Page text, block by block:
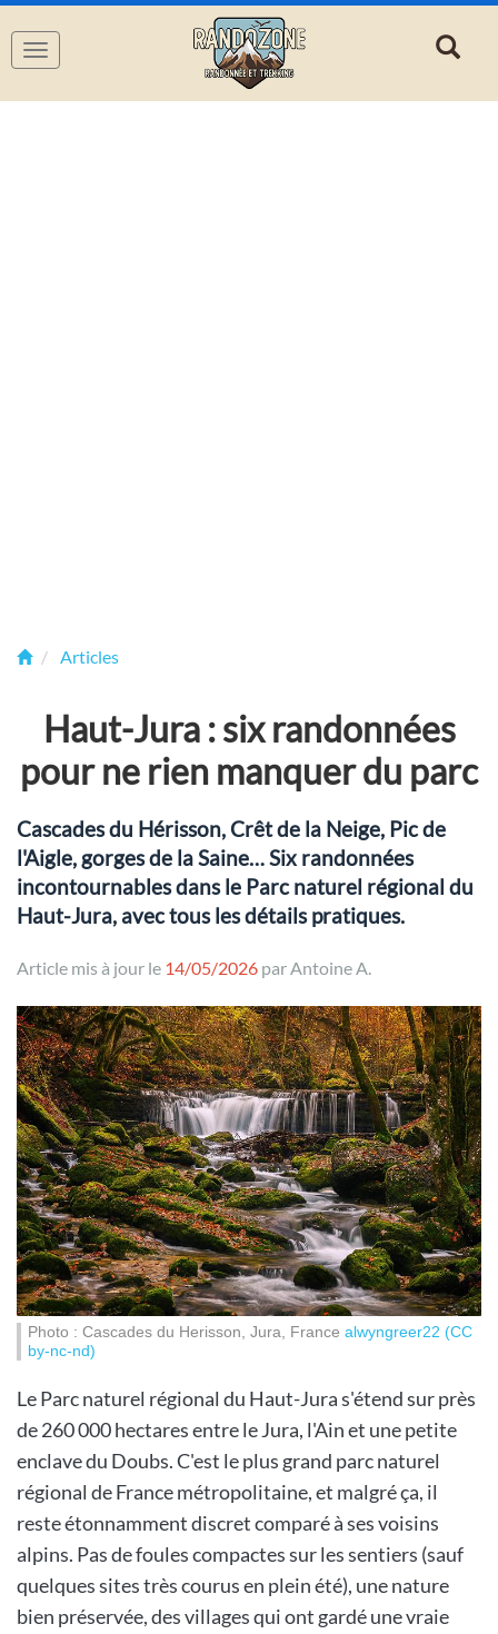
Navigation
Articles
Haut-Jura : six randonnées
pour ne rien manquer du parc
Cascades du Hérisson, Crêt de la Neige, Pic de
l'Aigle, gorges de la Saine… Six randonnées
incontournables dans le Parc naturel régional du
Haut-Jura, avec tous les détails pratiques.
Article mis à jour le 14/05/2026 parAntoine A.
Photo : Cascades du Herisson, Jura, France alwyngreer22 (CC
by-nc-nd)
Le Parc naturel régional du Haut-Jura s'étend sur près
de 260 000 hectares entre le Jura, l'Ain et une petite
enclave du Doubs. C'est le plus grand parc naturel
régional de France métropolitaine, et malgré ça, il
reste étonnamment discret comparé à ses voisins
alpins. Pas de foules compactes sur les sentiers (sauf
quelques sites très courus en plein été), une nature
bien préservée, des villages qui ont gardé une vraie